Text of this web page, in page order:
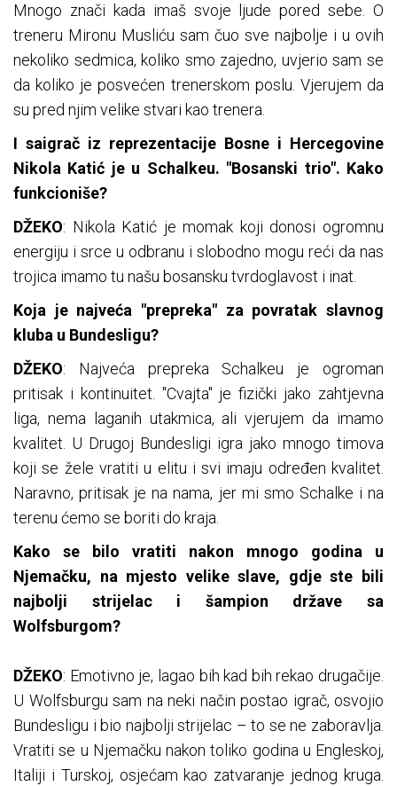
Mnogo znači kada imaš svoje ljude pored sebe. O
treneru Mironu Musliću sam čuo sve najbolje i u ovih
nekoliko sedmica, koliko smo zajedno, uvjerio sam se
da koliko je posvećen trenerskom poslu. Vjerujem da
su pred njim velike stvari kao trenera.
I saigrač iz reprezentacije Bosne i Hercegovine
Nikola Katić je u Schalkeu. "Bosanski trio". Kako
funkcioniše?
DŽEKO: Nikola Katić je momak koji donosi ogromnu
energiju i srce u odbranu i slobodno mogu reći da nas
trojica imamo tu našu bosansku tvrdoglavost i inat.
Koja je najveća "prepreka" za povratak slavnog
kluba u Bundesligu?
DŽEKO: Najveća prepreka Schalkeu je ogroman
pritisak i kontinuitet. "Cvajta" je fizički jako zahtjevna
liga, nema laganih utakmica, ali vjerujem da imamo
kvalitet. U Drugoj Bundesligi igra jako mnogo timova
koji se žele vratiti u elitu i svi imaju određen kvalitet.
Naravno, pritisak je na nama, jer mi smo Schalke i na
terenu ćemo se boriti do kraja.
Kako se bilo vratiti nakon mnogo godina u
Njemačku, na mjesto velike slave, gdje ste bili
najbolji strijelac i šampion države sa
Wolfsburgom?
DŽEKO: Emotivno je, lagao bih kad bih rekao drugačije.
U Wolfsburgu sam na neki način postao igrač, osvojio
Bundesligu i bio najbolji strijelac – to se ne zaboravlja.
Vratiti se u Njemačku nakon toliko godina u Engleskoj,
Italiji i Turskoj, osjećam kao zatvaranje jednog kruga.